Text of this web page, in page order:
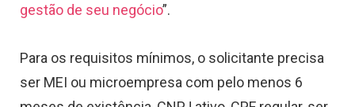
gestão de seu negócio”.
Para os requisitos mínimos, o solicitante precisa
ser MEI ou microempresa com pelo menos 6